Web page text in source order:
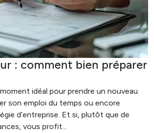
: comment bien préparer
idéal pour prendre un nouveau
son emploi du temps ou encore
d’entreprise. Et si, plutôt que de
vous profit...